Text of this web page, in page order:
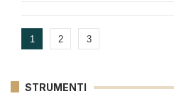
1 2 3
STRUMENTI